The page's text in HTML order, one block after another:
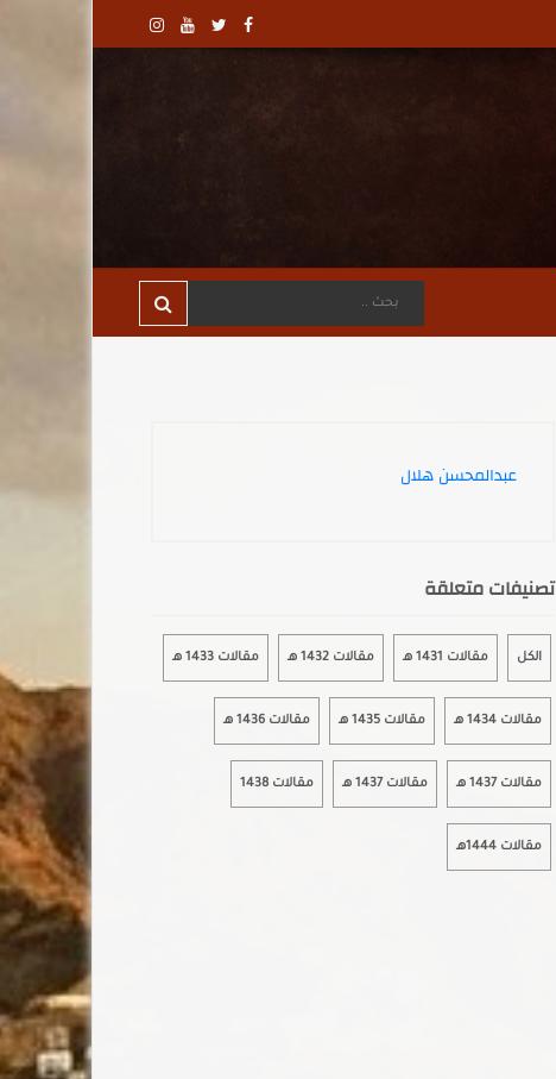
عبدالمحسن هلال
تصنيفات متعلقة
الكل مقالات 1431 هـ مقالات 1432 هـ مقالات 1433 هـ
مقالات 1434 هـ مقالات 1435 هـ مقالات 1436 هـ
مقالات 1437 هـ مقالات 1437 هـ مقالات 1438
مقالات 1444هـ